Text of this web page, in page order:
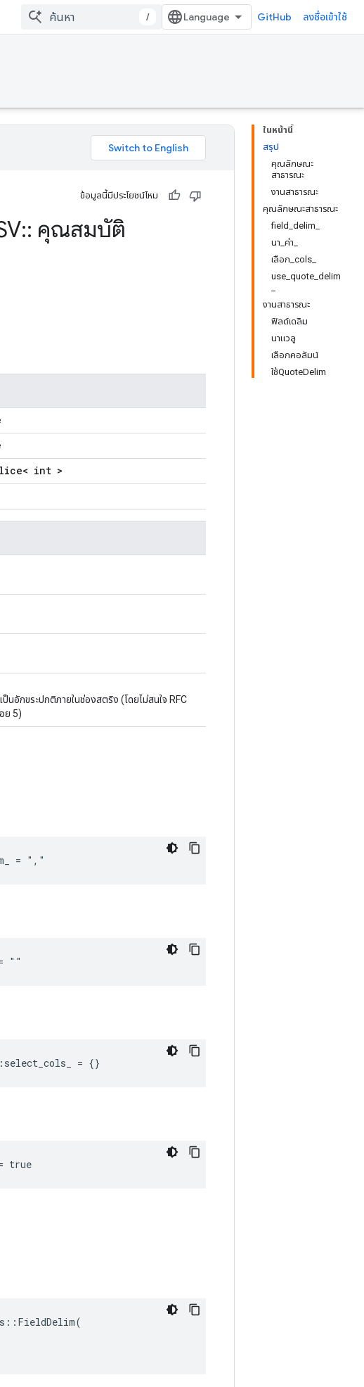
/ GitHub ลงชื่อเข้าใช้
ในหน้านี้
สรุป
คุณลักษณะ
สาธารณะ
งานสาธารณะ
คุณลักษณะสาธารณะ
field_delim_
นา_ค่า_
เลือก_cols_
use_quote_delim
งานสาธารณะ
ฟิลด์เดลิม
นาแวลู
เลือกคอลัมน์
ใช้QuoteDelim
ข้อมูลนี้มีประโยชน์ไหม
:: คุณสมบัติ
int >
นอักขระปกติภายในช่องสตริง (โดยไม่สนใจ RFC
ย 5)
= ","
""
= {}
true